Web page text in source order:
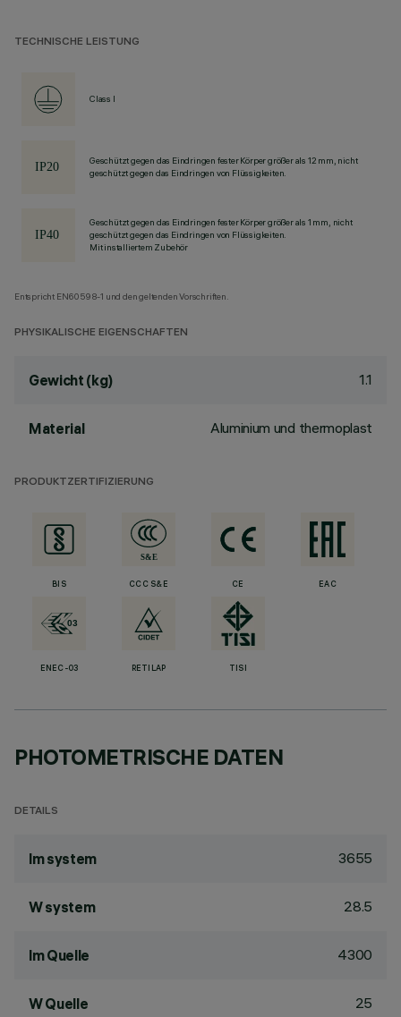
TECHNISCHE LEISTUNG
Class I
Geschützt gegen das Eindringen fester Körper größer als 12 mm, nicht
geschützt gegen das Eindringen von Flüssigkeiten.
Geschützt gegen das Eindringen fester Körper größer als 1 mm, nicht
geschützt gegen das Eindringen von Flüssigkeiten.
Mit installiertem Zubehör
Entspricht EN60598-1 und den geltenden Vorschriften.
PHYSIKALISCHE EIGENSCHAFTEN
Gewicht (kg) 1.1
Material Aluminium und thermoplast
PRODUKTZERTIFIZIERUNG
BIS CCC S&E CE EAC
ENEC-03 RETILAP TISI
PHOTOMETRISCHE DATEN
DETAILS
lm system 3655
W system 28.5
lm Quelle 4300
W Quelle 25